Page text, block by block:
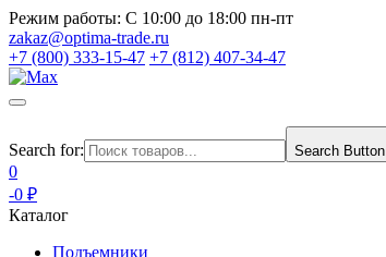
Режим работы: С 10:00 до 18:00 пн-пт
zakaz@optima-trade.ru
+7 (800) 333-15-47 +7 (812) 407-34-47
Search for: Search Button
0
-0 ₽
Каталог
Подъемники